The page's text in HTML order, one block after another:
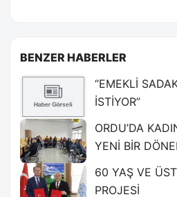
BENZER HABERLER
“EMEKLİ
İSTİYOR”
ORDU’DA
YENİ BİR
60 YAŞ VE
PROJESİ